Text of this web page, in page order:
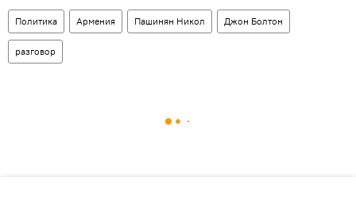
Политика Армения Пашинян Никол Джон Болтон
разговор